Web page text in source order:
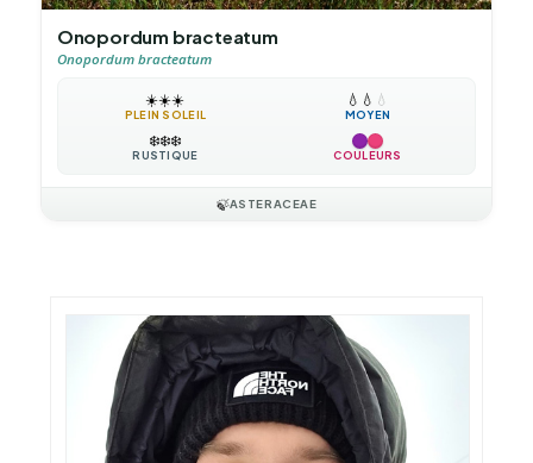
Onopordum bracteatum
Onopordum bracteatum
☀️☀️☀️
PLEIN SOLEIL
💧 💧 💧
MOYEN
❄️❄️❄️
RUSTIQUE COULEURS
🍃ASTERACEAE